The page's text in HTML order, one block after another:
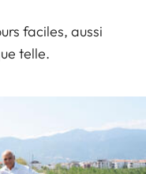
faciles, aussi
telle.